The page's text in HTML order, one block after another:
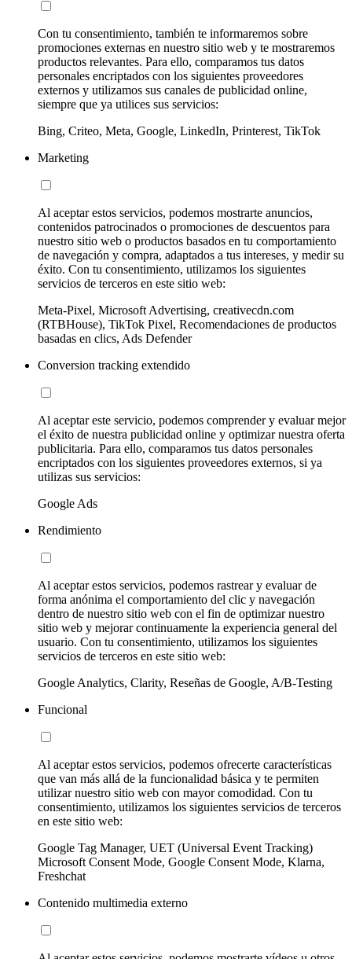
Con tu consentimiento, también te informaremos sobre
promociones externas en nuestro sitio web y te mostraremos
productos relevantes. Para ello, comparamos tus datos
personales encriptados con los siguientes proveedores
externos y utilizamos sus canales de publicidad online,
siempre que ya utilices sus servicios:
Bing, Criteo, Meta, Google, LinkedIn, Printerest, TikTok
Marketing
Al aceptar estos servicios, podemos mostrarte anuncios,
contenidos patrocinados o promociones de descuentos para
nuestro sitio web o productos basados en tu comportamiento
de navegación y compra, adaptados a tus intereses, y medir su
éxito. Con tu consentimiento, utilizamos los siguientes
servicios de terceros en este sitio web:
Meta-Pixel, Microsoft Advertising, creativecdn.com
(RTBHouse), TikTok Pixel, Recomendaciones de productos
basadas en clics, Ads Defender
Conversion tracking extendido
Al aceptar este servicio, podemos comprender y evaluar mejor
el éxito de nuestra publicidad online y optimizar nuestra oferta
publicitaria. Para ello, comparamos tus datos personales
encriptados con los siguientes proveedores externos, si ya
utilizas sus servicios:
Google Ads
Rendimiento
Al aceptar estos servicios, podemos rastrear y evaluar de
forma anónima el comportamiento del clic y navegación
dentro de nuestro sitio web con el fin de optimizar nuestro
sitio web y mejorar continuamente la experiencia general del
usuario. Con tu consentimiento, utilizamos los siguientes
servicios de terceros en este sitio web:
Google Analytics, Clarity, Reseñas de Google, A/B-Testing
Funcional
Al aceptar estos servicios, podemos ofrecerte características
que van más allá de la funcionalidad básica y te permiten
utilizar nuestro sitio web con mayor comodidad. Con tu
consentimiento, utilizamos los siguientes servicios de terceros
en este sitio web:
Google Tag Manager, UET (Universal Event Tracking)
Microsoft Consent Mode, Google Consent Mode, Klarna,
Freshchat
Contenido multimedia externo